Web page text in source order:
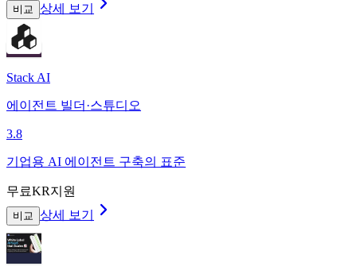
비교 상세 보기
Stack AI
에이전트 빌더·스튜디오
3.8
기업용 AI 에이전트 구축의 표준
무료KR지원
비교 상세 보기